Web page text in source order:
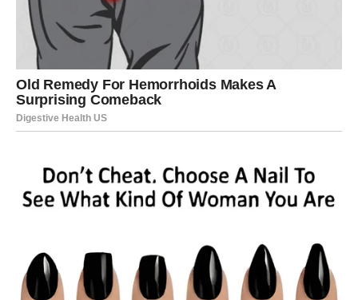
Možda poziv.
Možda susret sa osobom koja nosi važnu ulogu u vašoj
budućnosti.
I taj osjećaj neće biti pogrešan.
LJUBAV DOBIJA NOVU
ENERGIJU